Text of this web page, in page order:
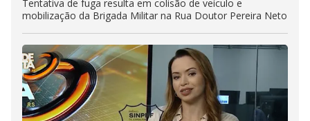
Tentativa de fuga resulta em colisão de veículo e
mobilização da Brigada Militar na Rua Doutor Pereira Neto